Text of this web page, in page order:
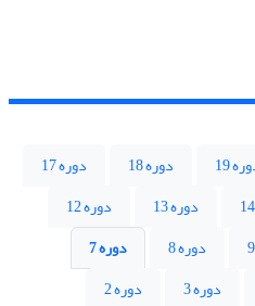
19 دوره 18
دوره 17
دوره 13
دوره 12
دوره 8
دوره 7
دوره 3
دوره 2